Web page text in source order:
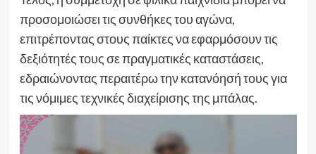
προσομοιώσει τις συνθήκες του αγώνα,
επιτρέποντας στους παίκτες να εφαρμόσουν τις
δεξιότητές τους σε πραγματικές καταστάσεις,
εδραιώνοντας περαιτέρω την κατανόησή τους για
τις νόμιμες τεχνικές διαχείρισης της μπάλας.